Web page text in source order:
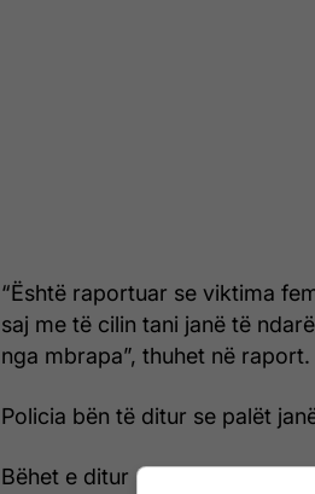
“Është raportuar se viktima
saj me të cilin tani janë të
nga mbrapa”, thuhet në raport.
Policia bën të ditur se palët
Bëhet e ditur se viktima ka